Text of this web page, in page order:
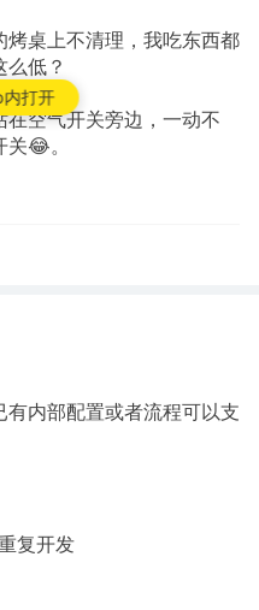
打开
桌上不清理，我吃东西都
低？
空气开关旁边，一动不
😂。
内部配置或者流程可以支
复开发